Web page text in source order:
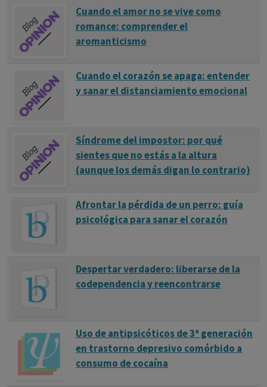
Cuando el amor no se vive como
romance: comprender el
aromanticismo
Cuando el corazón se apaga: entender
y sanar el distanciamiento emocional
Síndrome del impostor: por qué
sientes que no estás a la altura
(aunque los demás digan lo contrario)
Afrontar la pérdida de un perro: guía
psicológica para sanar el corazón
Despertar verdadero: liberarse de la
codependencia y reencontrarse
Uso de antipsicóticos de 3ª generación
en trastorno depresivo comórbido a
consumo de cocaína